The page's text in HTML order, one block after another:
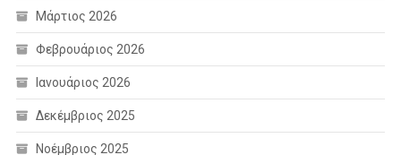
Μάρτιος 2026
Φεβρουάριος 2026
Ιανουάριος 2026
Δεκέμβριος 2025
Νοέμβριος 2025